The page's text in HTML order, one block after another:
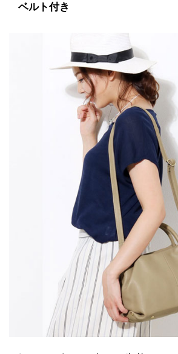
ベルト付き